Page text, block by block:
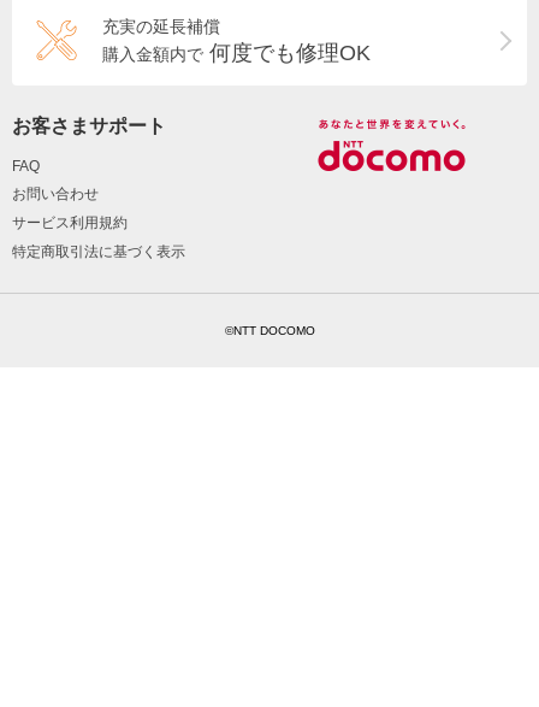
充実の延長補償
購入金額内で 何度でも修理OK
お客さまサポート
FAQ
お問い合わせ
サービス利用規約
特定商取引法に基づく表示
©NTT DOCOMO